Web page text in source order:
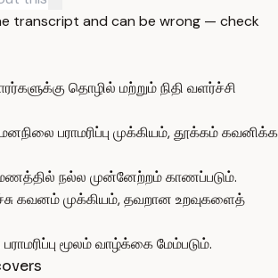
transcript and can be wrong — check
தொழில் மற்றும் நிதி வளர்ச்சி
பராமரிப்பு முக்கியம், தூக்கம் கவனிக்க
நல்ல முன்னேற்றம் காணப்படும்.
கவனம் முக்கியம், தவறான உறவுகளைத்
மூலம் வாழ்க்கை மேம்படும்.